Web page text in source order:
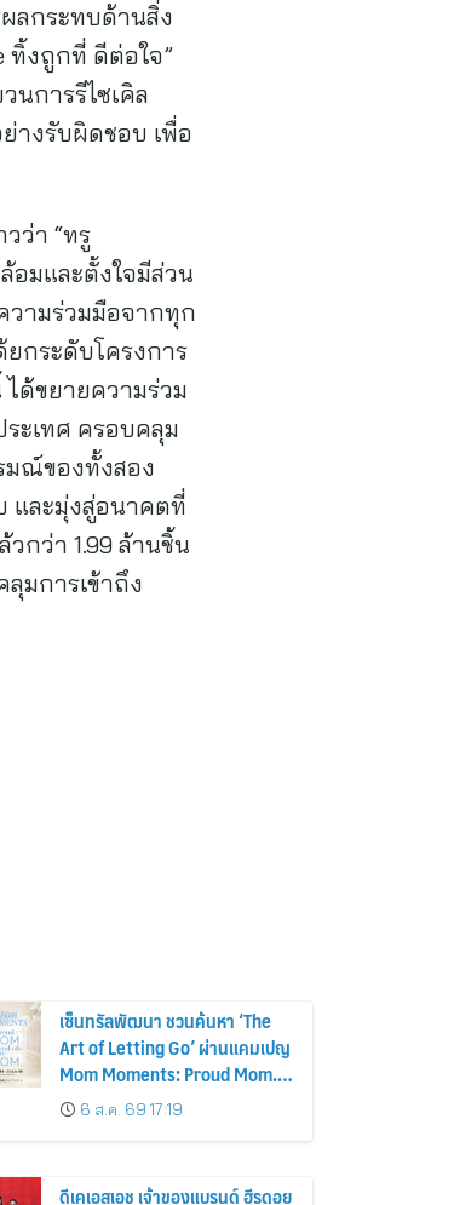
ลกระทบด้านสิ่ง
ทิ้งถูกที่ ดีต่อใจ”
นการรีไซเคิล
างรับผิดชอบ เพื่อ
ว่า “ทรู
มและตั้งใจมีส่วน
วามร่วมมือจากทุก
กระดับโครงการ
ด้ขยายความร่วม
ะเทศ ครอบคลุม
มณ์ของทั้งสอง
และมุ่งสู่อนาคตที่
กว่า 1.99 ล้านชิ้น
มการเข้าถึง
เซ็นทรัลพัฒนา ชวนค้นหา ‘The
Art of Letting Go’ ผ่านแคมเปญ
Mom Moments: Proud Mom.
Proud of My Mom.
6 ส.ค. 69 17:19
ดีเคเอสเอช เจ้าของแบรนด์ ฮีรูดอย